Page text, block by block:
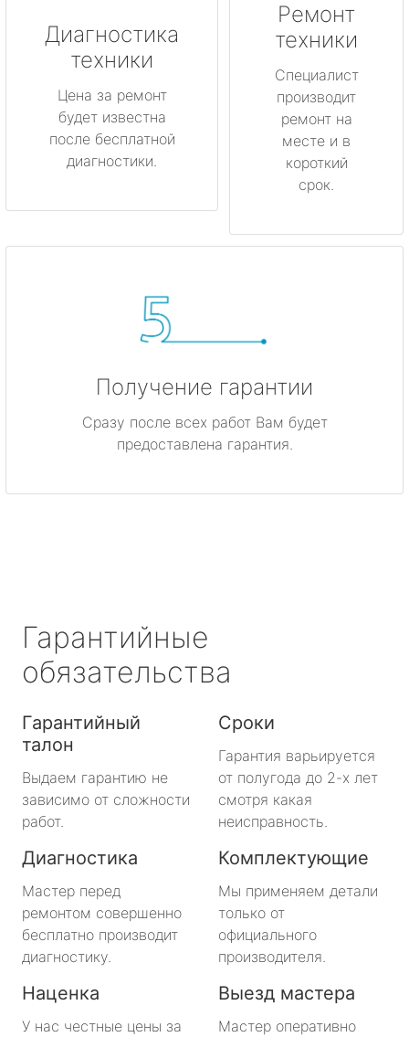
Диагностика
техники
Цена за ремонт
будет известна
после бесплатной
диагностики.
Ремонт
техники
Специалист
производит
ремонт на
месте и в
короткий
срок.
Получение гарантии
Сразу после всех работ Вам будет
предоставлена гарантия.
Гарантийные
обязательства
Гарантийный
талон
Выдаем гарантию не
зависимо от сложности
работ.
Сроки
Гарантия варьируется
от полугода до 2-х лет
смотря какая
неисправность.
Диагностика
Мастер перед
ремонтом совершенно
бесплатно производит
диагностику.
Комплектующие
Мы применяем детали
только от
официального
производителя.
Наценка
У нас честные цены за
Выезд мастера
Мастер оперативно